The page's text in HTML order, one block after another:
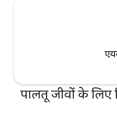
पालतू जीवों के लिए